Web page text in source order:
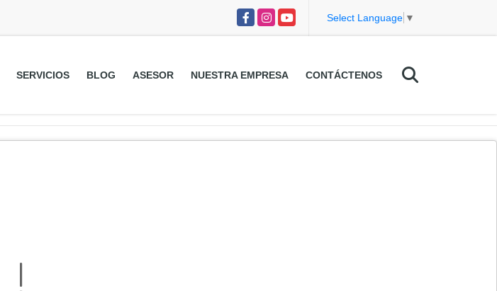
Facebook
InstagramYouTube Select Language ▼
SERVICIOS BLOG ASESOR NUESTRA EMPRESA CONTÁCTENOS